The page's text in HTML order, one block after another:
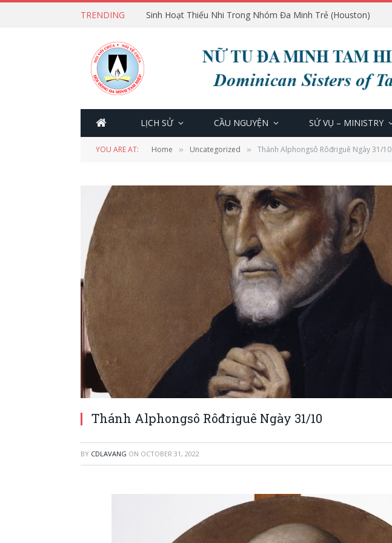
TRENDING Sinh Hoạt Thiếu Nhi Trong Nhóm Đa Minh Trẻ (Houston)
LỊCH SỬ CẦU NGUYỆN SỨ VỤ – MINISTRY
YOU ARE AT: Home » Uncategorized » Thánh Alphongsô Rôđriguê Ngày 31/10
Thánh Alphongsô Rôđriguê Ngày 31/10
BY CDLAVANG ON OCTOBER 31, 2022